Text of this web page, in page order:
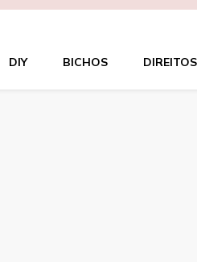
DIY BICHOS DIREITOS